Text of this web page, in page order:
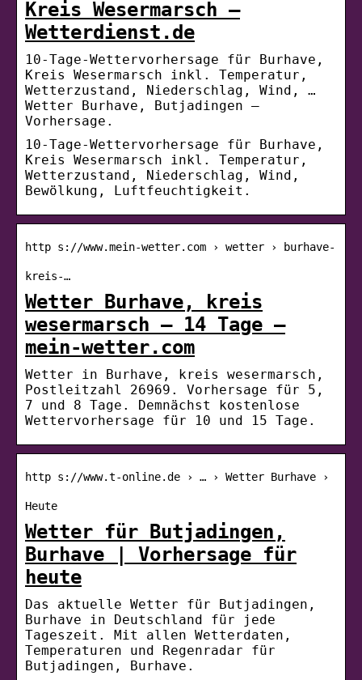
Kreis Wesermarsch –
Wetterdienst.de
10-Tage-Wettervorhersage für Burhave,
Kreis Wesermarsch inkl. Temperatur,
Wetterzustand, Niederschlag, Wind, …
Wetter Burhave, Butjadingen –
Vorhersage.
10-Tage-Wettervorhersage für Burhave,
Kreis Wesermarsch inkl. Temperatur,
Wetterzustand, Niederschlag, Wind,
Bewölkung, Luftfeuchtigkeit.
http s://www.mein-wetter.com › wetter › burhave-
kreis-…
Wetter Burhave, kreis
wesermarsch – 14 Tage –
mein-wetter.com
Wetter in Burhave, kreis wesermarsch,
Postleitzahl 26969. Vorhersage für 5,
7 und 8 Tage. Demnächst kostenlose
Wettervorhersage für 10 und 15 Tage.
http s://www.t-online.de › … › Wetter Burhave ›
Heute
Wetter für Butjadingen,
Burhave | Vorhersage für
heute
Das aktuelle Wetter für Butjadingen,
Burhave in Deutschland für jede
Tageszeit. Mit allen Wetterdaten,
Temperaturen und Regenradar für
Butjadingen, Burhave.